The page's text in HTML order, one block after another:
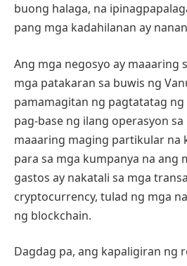
buong halaga, na
pang mga kadahilanan ay
Ang mga negosyo ay maaaring
mga patakaran sa buwis ng
pamamagitan ng pagtatatag
pag-base ng ilang operasyon
maaaring maging partikular na
para sa mga kumpanya na ang
gastos ay nakatali sa mga
cryptocurrency, tulad ng mga
ng blockchain.
Dagdag pa, ang kapaligiran ng